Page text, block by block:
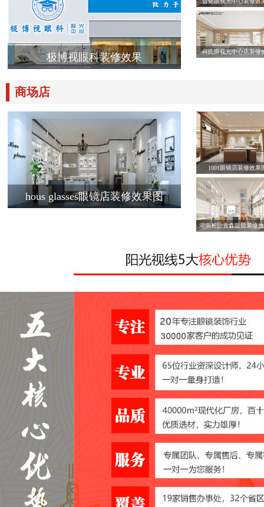
极博视眼科装修效果 何氏眼视光中心店装修
商场店
hous glasses眼镜店装修效果图
1001眼镜店装修效果
湖南长沙青森眼镜装修